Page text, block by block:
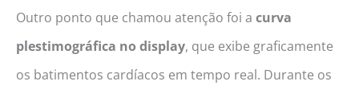
Outro ponto que chamou atenção foi a curva
plestimográfica no display, que exibe graficamente
os batimentos cardíacos em tempo real. Durante os